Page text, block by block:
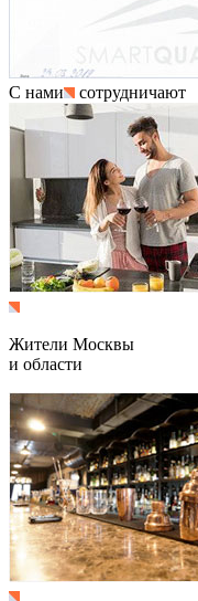
С нами сотрудничают
Жители Москвы
и области